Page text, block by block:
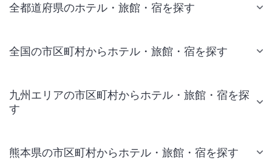
全都道府県のホテル・旅館・宿を探す
全国の市区町村からホテル・旅館・宿を探す
九州エリアの市区町村からホテル・旅館・宿を探
す
熊本県の市区町村からホテル・旅館・宿を探す